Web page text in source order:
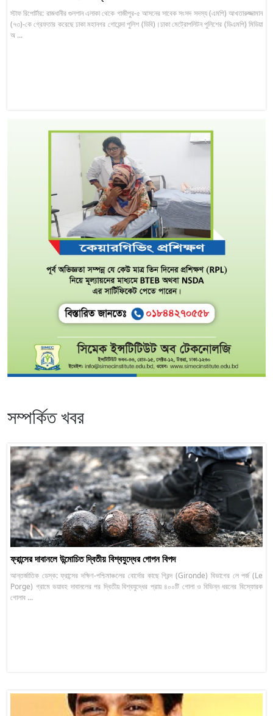
স্টাফ রিপোর্টার: রাজধানীর গুলশান এলাকা থেকে গাজীপুর-৫ আসনের সাবেক সংসদ সদস্য (এমপি) আখতারুজ্জামান
(৭৩)-কে গ্রেফতার করেছে ঢাকা মহানগর গোয়েন্দা পুলিশ (ডিবি)।ঢাকা মেট্রোপলিটন পুলিশের (ডিএমপি) মিডিয়া
অ ...
সম্পর্কিত খবর
ফ্রান্সের দাবানলে উন্মোচিত দ্বিতীয় বিশ্বযুদ্ধের গোপন বিপদ
আন্তর্জাতিক ডেস্ক: ফ্রান্সের দক্ষিণ-পশ্চিমাঞ্চলের বোর্দোর কাছে গিরন্দ (Gironde) বিভাগের লে পর্জ (Le
Porge) গ্রামে ভয়াবহ দাবানলের পর দ্বিতীয় বিশ্বযুদ্ধের প্রায় ৪০০টি গোলা ও বিভিন্ন ধরনের বিস্ফোরক
গোলাব ...